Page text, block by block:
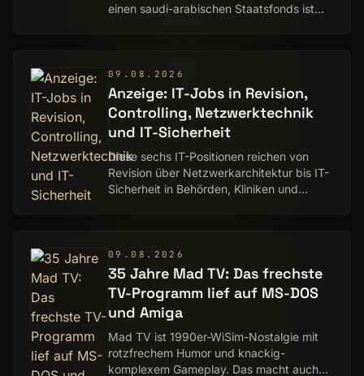
einen saudi-arabischen Staatsfonds ist
09.08.2026
Anzeige: IT-Jobs in Revision,
Controlling, Netzwerktechnik
und IT-Sicherheit
Diese sechs IT-Positionen reichen von
Revision über Netzwerkarchitektur bis IT-
Sicherheit in Behörden, Kliniken und
09.08.2026
35 Jahre Mad TV: Das frechste
TV-Programm lief auf MS-DOS
und Amiga
Mad TV ist 1990er-WiSim-Nostalgie mit
rotzfrechem Humor und knackig-
komplexem Gameplay. Das macht auch